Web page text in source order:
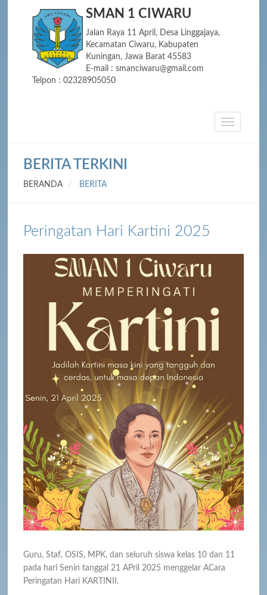
SMAN 1 CIWARU
Jalan Raya 11 April, Desa Linggajaya,
Kecamatan Ciwaru, Kabupaten
Kuningan, Jawa Barat 45583
E-mail : smanciwaru@gmail.com
Telpon : 02328905050
BERITA TERKINI
BERANDA BERITA
Peringatan Hari Kartini 2025
Guru, Staf, OSIS, MPK, dan seluruh siswa kelas 10 dan 11
pada hari Senin tanggal 21 APril 2025 menggelar ACara
Peringatan Hari KARTINII.